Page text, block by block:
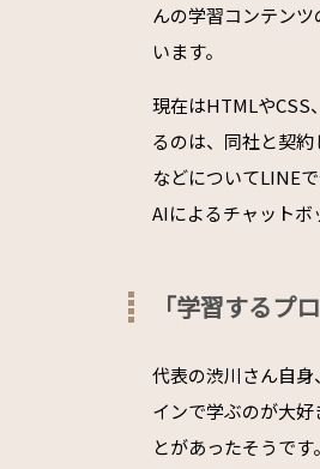
んの学習コンテン
います。
現在はHTMLやCSS
るのは、同社と契
などについてLINE
AIによるチャットボ
「学習するプ
代表の渋川さん自
インで学ぶのが大
とがあったそうで